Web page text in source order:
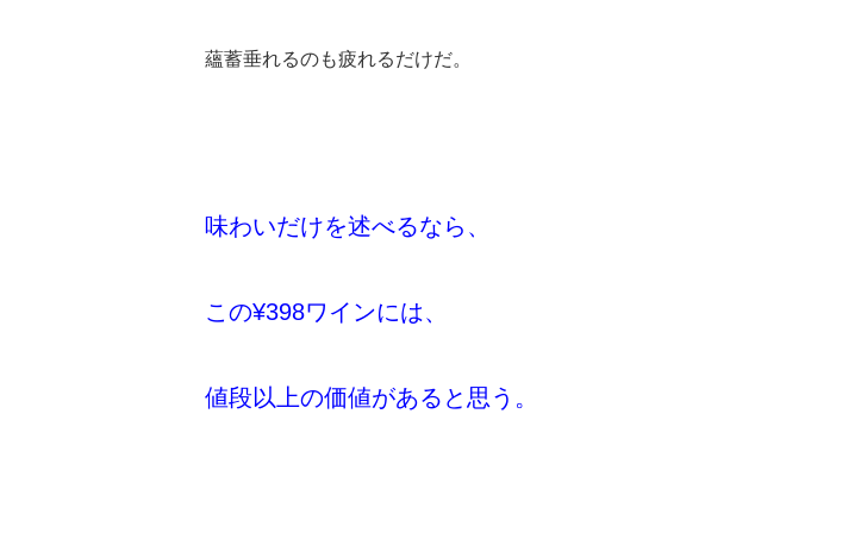
蘊蓄垂れるのも疲れるだけだ。
味わいだけを述べるなら、
この¥398ワインには、
値段以上の価値があると思う。